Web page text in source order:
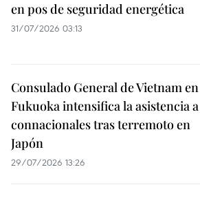
en pos de seguridad energética
31/07/2026 03:13
Consulado General de Vietnam en
Fukuoka intensifica la asistencia a
connacionales tras terremoto en
Japón
29/07/2026 13:26